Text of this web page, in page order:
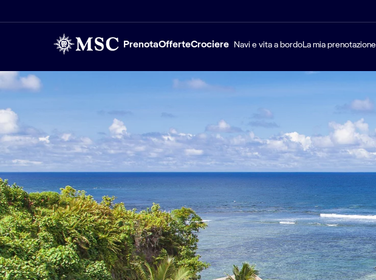
PrenotaOfferteCrociere Navi e vita a bordoLa mia prenotazione